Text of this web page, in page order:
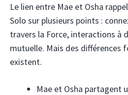
Le lien entre Mae et Osha
Solo sur plusieurs points :
travers la Force, interactions à
mutuelle. Mais des différences
existent.
Mae et Osha partagent